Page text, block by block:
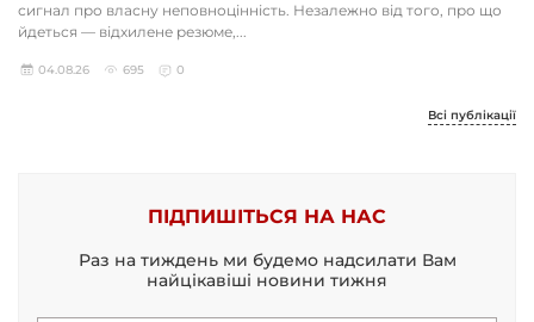
сигнал про власну неповноцінність. Незалежно від того, про що
йдеться — відхилене резюме,...
04.08.26 695 0
Всі публікації
ПІДПИШІТЬСЯ НА НАС
Раз на тиждень ми будемо надсилати Вам
найцікавіші новини тижня